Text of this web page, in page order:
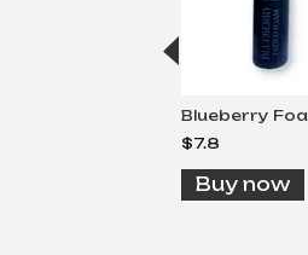
Blueberry
$7.8
Buy now